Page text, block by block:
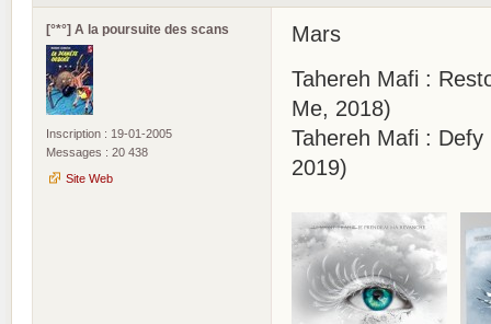
[°*°] A la poursuite des scans
Inscription : 19-01-2005
Messages : 20 438
Site Web
Mars
Tahereh Mafi :
Me, 2018)
Tahereh Mafi :
2019)